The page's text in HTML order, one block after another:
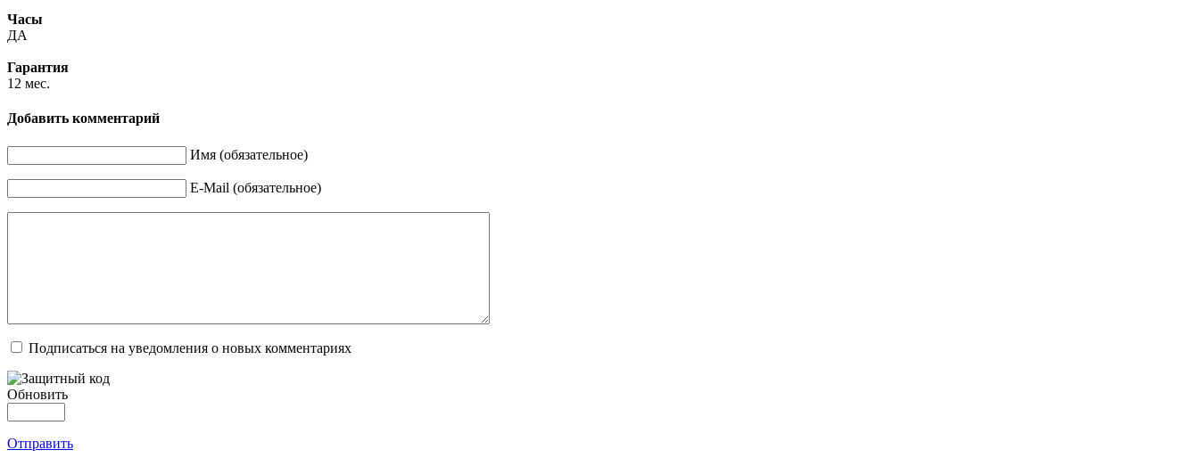
Часы
ДА
Гарантия
12 мес.
Добавить комментарий
Имя (обязательное)
E-Mail (обязательное)
Подписаться на уведомления о новых комментариях
Обновить
Отправить